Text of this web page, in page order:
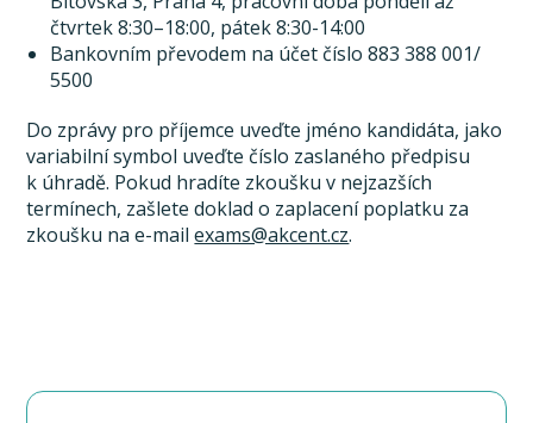
čtvrtek 8:30–18:00, pátek 8:30-14:00
Bankovním převodem na účet číslo 883 388 001/
5500
Do zprávy pro příjemce uveďte jméno kandidáta, jako
variabilní symbol uveďte číslo zaslaného předpisu
k úhradě. Pokud hradíte zkoušku v nejzazších
termínech, zašlete doklad o zaplacení poplatku za
zkoušku na e-mailexams@akcent.cz.